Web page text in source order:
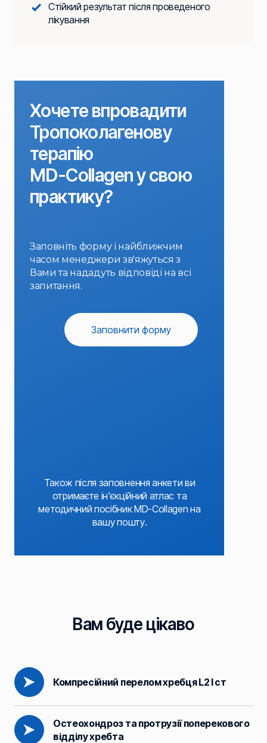
Стійкий результат після проведеного
лікування
Хочете впровадити
Тропоколагенову
терапію
MD-Collagen у свою
практику?
Заповніть форму і найближчим
часом менеджери зв'яжуться з
Вами та нададуть відповіді на всі
запитання.
Заповнити форму
Також після заповнення анкети ви
отримаєте ін'єкційний атлас та
методичний посібник MD-Collagen на
вашу пошту.
Вам буде цікаво
Компресійний перелом хребця L2 I ст
Остеохондроз та протрузії поперекового
відділу хребта